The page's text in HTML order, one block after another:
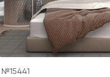
№15441